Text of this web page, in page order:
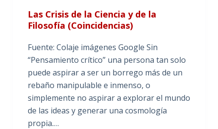
Las Crisis de la Ciencia y de la
Filosofía (Coincidencias)
Fuente: Colaje imágenes Google Sin
“Pensamiento crítico” una persona tan solo
puede aspirar a ser un borrego más de un
rebaño manipulable e inmenso, o
simplemente no aspirar a explorar el mundo
de las ideas y generar una cosmología
propia.…